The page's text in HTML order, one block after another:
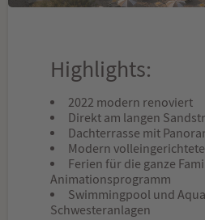
Highlights:
2022 modern renoviert
Direkt am langen
Dachterrasse mit
Modern
Ferien für die ganze
Animationsprogramm
Swimmingpool und
Schwesteranlagen